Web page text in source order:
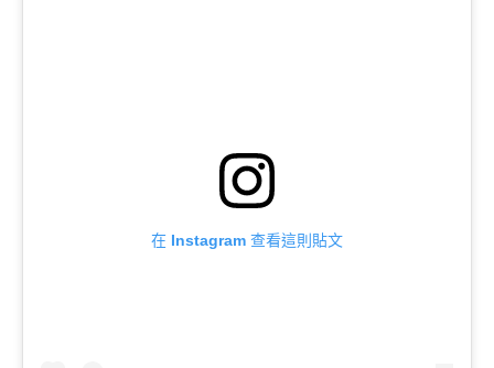
在 Instagram 查看這則貼文